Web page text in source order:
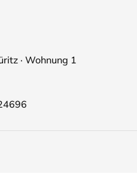
· Wohnung 1